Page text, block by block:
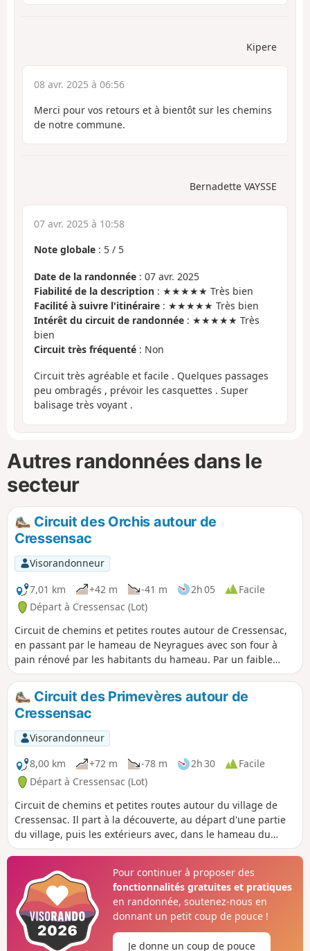
Kipere
08 avr. 2025 à 06:56
Merci pour vos retours et à bientôt sur les chemins
de notre commune.
Bernadette VAYSSE
07 avr. 2025 à 10:58
Note globale : 5 / 5
Date de la randonnée : 07 avr. 2025
Fiabilité de la description : ★★★★★ Très bien
Facilité à suivre l'itinéraire : ★★★★★ Très bien
Intérêt du circuit de randonnée : ★★★★★ Très
bien
Circuit très fréquenté : Non
Circuit très agréable et facile . Quelques passages
peu ombragés , prévoir les casquettes . Super
balisage très voyant .
Autres randonnées dans le
secteur
Circuit des Orchis autour de
Cressensac
Visorandonneur
7,01 km
+42 m -41 m 2h 05
Facile
Départ à Cressensac (Lot)
Circuit de chemins et petites routes autour de Cressensac,
en passant par le hameau de Neyragues avec son four à
pain rénové par les habitants du hameau. Par un faible
dénivelé, on accède à un point haut donnant une vue sur le
village.Circuit des Primevères autour de
Cressensac
Visorandonneur
8,00 km
+72 m -78 m 2h 30
Facile
Départ à Cressensac (Lot)
Circuit de chemins et petites routes autour du village de
Cressensac. Il part à la découverte, au départ d'une partie
du village, puis les extérieurs avec, dans le hameau du
Batut, un magnifique pigeonnier. Randonnée facile avec un
Pour continuer à proposer des
fonctionnalités gratuites et pratiques
en randonnée, soutenez-nous en
donnant un petit coup de pouce !
Je donne un coup de pouce